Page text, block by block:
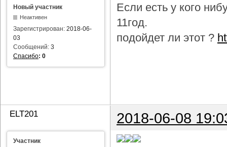
Новый участник
Неактивен
Зарегистрирован: 2018-06-
03
Сообщений: 3
Спасибо: 0
Если есть у кого
11год.
подойдет ли этот ?
ELT201 2018-06-08
Участник